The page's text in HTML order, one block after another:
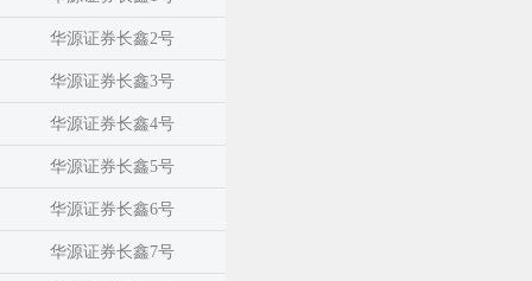
华源证券长鑫2号
华源证券长鑫3号
华源证券长鑫4号
华源证券长鑫5号
华源证券长鑫6号
华源证券长鑫7号